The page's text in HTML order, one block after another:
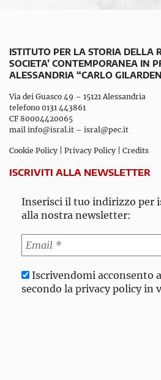
ISTITUTO PER LA STORIA DELLA
SOCIETA’ CONTEMPORANEA IN
ALESSANDRIA “CARLO
Via dei Guasco 49 – 15121 Alessandria
telefono 0131 443861
CF 80004420065
mail info@isral.it – isral@pec.it
Cookie Policy Privacy Policy Credits
ISCRIVITI ALLA NEWSLETTER
Inserisci il tuo indirizzo per
alla nostra newsletter:
Iscrivendomi acconsento
secondo la privacy policy in